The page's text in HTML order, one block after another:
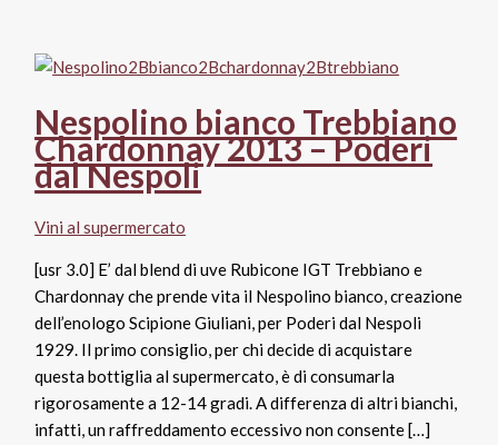
Nespolino bianco Trebbiano
Chardonnay 2013 – Poderi
dal Nespoli
Vini al supermercato
[usr 3.0] E’ dal blend di uve Rubicone IGT Trebbiano e
Chardonnay che prende vita il Nespolino bianco, creazione
dell’enologo Scipione Giuliani, per Poderi dal Nespoli
1929. Il primo consiglio, per chi decide di acquistare
questa bottiglia al supermercato, è di consumarla
rigorosamente a 12-14 gradi. A differenza di altri bianchi,
infatti, un raffreddamento eccessivo non consente […]